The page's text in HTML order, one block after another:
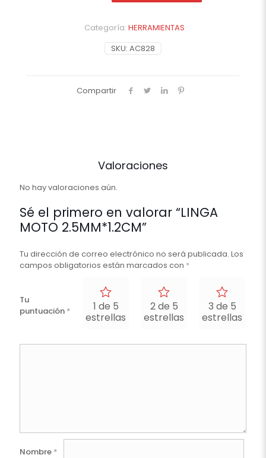
SKU: AC828
Categoría: HERRAMIENTAS
Compartir
Valoraciones
No hay valoraciones aún.
Sé el primero en valorar “LINGA
MOTO 2.5MM*1.2CM”
Tu dirección de correo electrónico no será publicada. Los
campos obligatorios están marcados con *
Tu
puntuación *
1 de 5
estrellas
2 de 5
estrellas
3 de 5
estrellas
Nombre *